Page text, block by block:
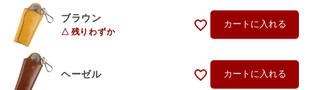
ブラウン
残りわずか
カートに入れる
ヘーゼル カートに入れる